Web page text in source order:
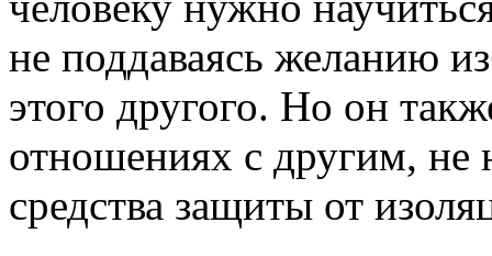
не поддаваясь желанию
этого другого. Но он
отношениях с другим, не
средства защиты от